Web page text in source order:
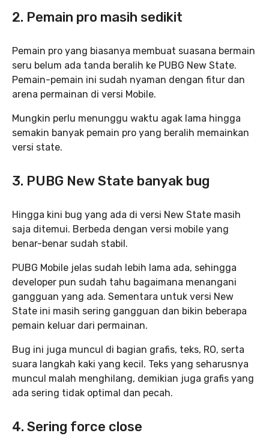
2. Pemain pro masih sedikit
Pemain pro yang biasanya membuat suasana bermain
seru belum ada tanda beralih ke PUBG New State.
Pemain-pemain ini sudah nyaman dengan fitur dan
arena permainan di versi Mobile.
Mungkin perlu menunggu waktu agak lama hingga
semakin banyak pemain pro yang beralih memainkan
versi state.
3. PUBG New State banyak bug
Hingga kini bug yang ada di versi New State masih
saja ditemui. Berbeda dengan versi mobile yang
benar-benar sudah stabil.
PUBG Mobile jelas sudah lebih lama ada, sehingga
developer pun sudah tahu bagaimana menangani
gangguan yang ada. Sementara untuk versi New
State ini masih sering gangguan dan bikin beberapa
pemain keluar dari permainan.
Bug ini juga muncul di bagian grafis, teks, RO, serta
suara langkah kaki yang kecil. Teks yang seharusnya
muncul malah menghilang, demikian juga grafis yang
ada sering tidak optimal dan pecah.
4. Sering force close